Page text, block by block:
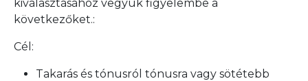
kiválasztásához vegyük figyelembe a
következőket.:
Cél:
Takarás és tónusról tónusra vagy sötétebb